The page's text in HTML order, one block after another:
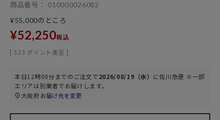
商品番号
010000026082
¥55,000のところ
¥52,250税込
[ 523 ポイント進呈 ]
本日12時00分までのご注文で2026/08/19（水） に佐川急便 ※一部
エリアは別業者でお届けします。
大阪府お届け先を変更